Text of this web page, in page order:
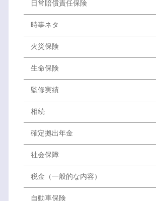
日常賠償責任保険
時事ネタ
火災保険
生命保険
監修実績
相続
確定拠出年金
社会保障
税金（一般的な内容）
自動車保険